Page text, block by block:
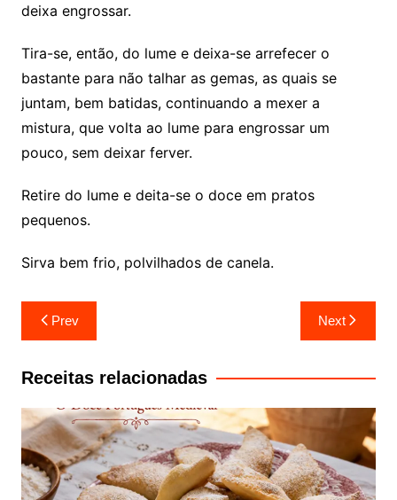
deixa engrossar.
Tira-se, então, do lume e deixa-se arrefecer o
bastante para não talhar as gemas, as quais se
juntam, bem batidas, continuando a mexer a
mistura, que volta ao lume para engrossar um
pouco, sem deixar ferver.
Retire do lume e deita-se o doce em pratos
pequenos.
Sirva bem frio, polvilhados de canela.
Navegação
de
artigos
Prev Next
Receitas relacionadas